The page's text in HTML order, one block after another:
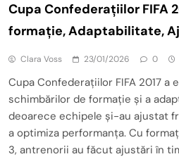
Cupa Confederațiilor FIFA
formație, Adaptabilitate,
Clara Voss 23/01/2026 0
Cupa Confederațiilor FIFA 2017
schimbărilor de formație și a
deoarece echipele și-au ajustat
a optimiza performanța. Cu
3, antrenorii au făcut ajustări în